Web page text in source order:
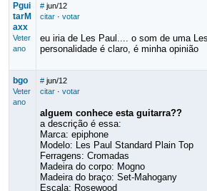
Pgui
tarM
axx
Veter
ano
# jun/12
citar· votar
eu iria de Les Paul.... o som de uma
personalidade é claro, é minha opinião
bgo
Veter
ano
# jun/12
citar· votar
alguem conhece esta guitarra??
a descrição é essa:
Marca: epiphone
Modelo: Les Paul Standard Plain Top
Ferragens: Cromadas
Madeira do corpo: Mogno
Madeira do braço: Set-Mahogany
Escala: Rosewood